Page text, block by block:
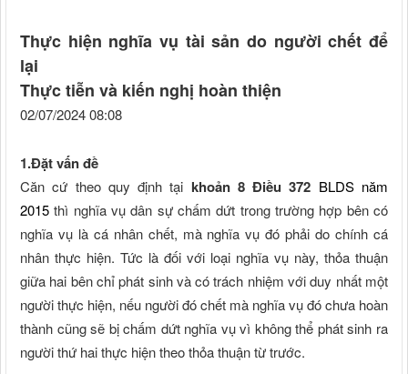
Thực hiện nghĩa vụ tài sản do người chết để
lại
Thực tiễn và kiến nghị hoàn thiện
02/07/2024 08:08
1.Đặt vấn đề
Căn cứ theo quy định tại khoản 8 Điều 372 BLDS năm
2015 thì nghĩa vụ dân sự chấm dứt trong trường hợp bên có
nghĩa vụ là cá nhân chết, mà nghĩa vụ đó phải do chính cá
nhân thực hiện. Tức là đối với loại nghĩa vụ này, thỏa thuận
giữa hai bên chỉ phát sinh và có trách nhiệm với duy nhất một
người thực hiện, nếu người đó chết mà nghĩa vụ đó chưa hoàn
thành cũng sẽ bị chấm dứt nghĩa vụ vì không thể phát sinh ra
người thứ hai thực hiện theo thỏa thuận từ trước.